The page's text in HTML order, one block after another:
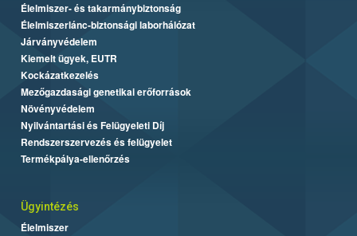
Élelmiszer- és takarmánybiztonság
Élelmiszerlánc-biztonsági laborhálózat
Járványvédelem
Kiemelt ügyek, EUTR
Kockázatkezelés
Mezőgazdasági genetikai erőforrások
Növényvédelem
Nyilvántartási és Felügyeleti Díj
Rendszerszervezés és felügyelet
Termékpálya-ellenőrzés
Ügyintézés
Élelmiszer